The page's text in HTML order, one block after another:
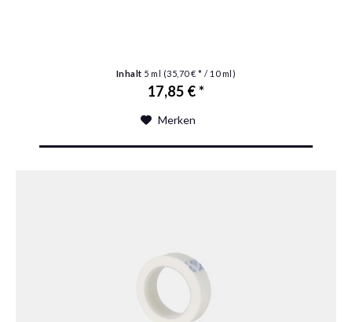
Inhalt 5 ml (35,70 € * / 10 ml)
17,85 € *
Merken